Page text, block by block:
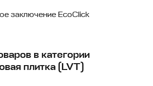
заключение EcoClick
в категории
плитка (LVT)